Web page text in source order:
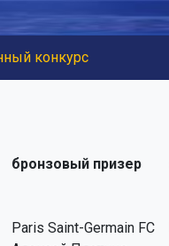
конкурс
бронзовый призер
Paris Saint-Germain FC